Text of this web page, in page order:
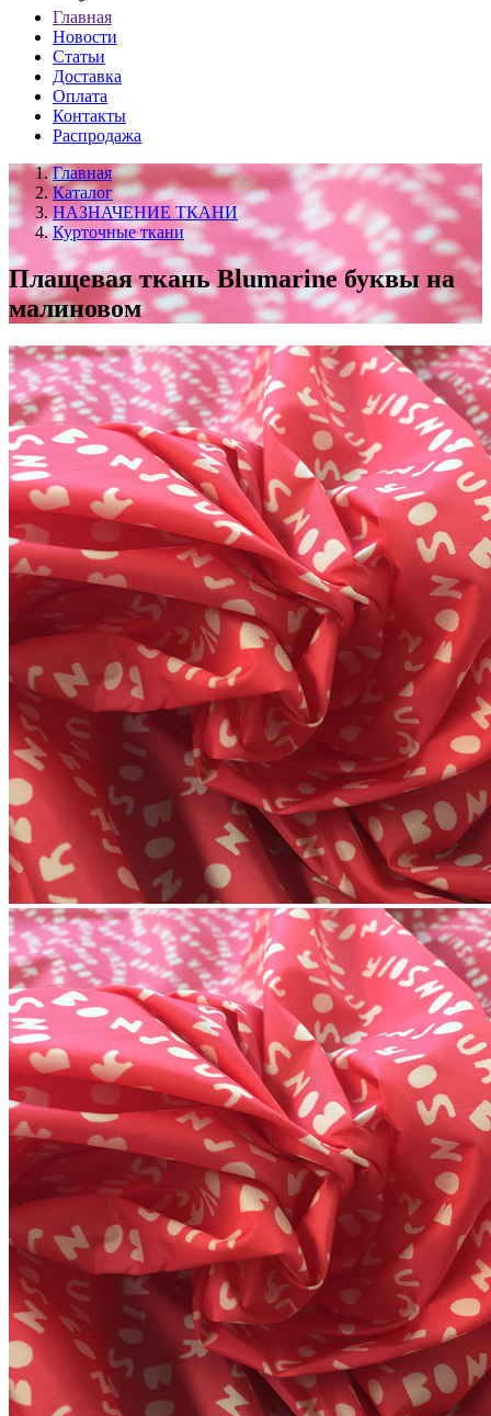
Главная
Новости
Статьи
Доставка
Оплата
Контакты
Распродажа
Главная
Каталог
НАЗНАЧЕНИЕ ТКАНИ
Курточные ткани
Плащевая ткань Blumarine буквы на
малиновом